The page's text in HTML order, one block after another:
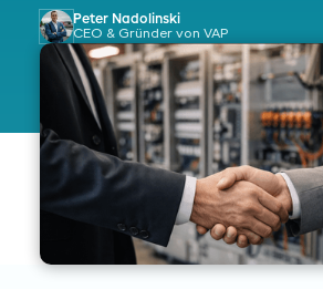
Peter Nadolinski
CEO & Gründer von VAP